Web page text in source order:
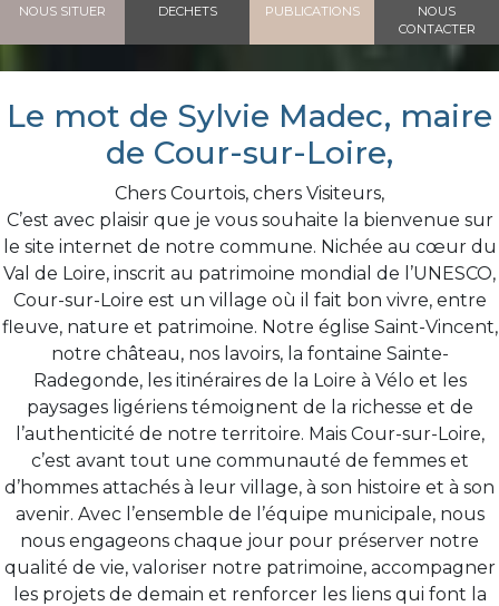
NOUS SITUER DECHETS PUBLICATIONS
NOUS
CONTACTER
Le mot de Sylvie Madec, maire
de Cour-sur-Loire,
Chers Courtois, chers Visiteurs,
C’est avec plaisir que je vous souhaite la bienvenue sur
le site internet de notre commune. Nichée au cœur du
Val de Loire, inscrit au patrimoine mondial de l’UNESCO,
Cour-sur-Loire est un village où il fait bon vivre, entre
fleuve, nature et patrimoine. Notre église Saint-Vincent,
notre château, nos lavoirs, la fontaine Sainte-
Radegonde, les itinéraires de la Loire à Vélo et les
paysages ligériens témoignent de la richesse et de
l’authenticité de notre territoire. Mais Cour-sur-Loire,
c’est avant tout une communauté de femmes et
d’hommes attachés à leur village, à son histoire et à son
avenir. Avec l’ensemble de l’équipe municipale, nous
nous engageons chaque jour pour préserver notre
qualité de vie, valoriser notre patrimoine, accompagner
les projets de demain et renforcer les liens qui font la